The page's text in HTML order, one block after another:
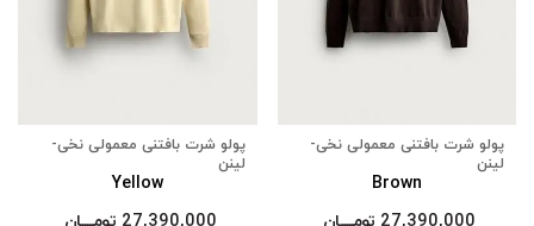
پولو شرت بافتنی معمولی نخی-
لینن
Brown
27,390,000 تومــــــان
پولو شرت بافتنی معمولی نخی-
لینن
Yellow
27,390,000 تومــــــان